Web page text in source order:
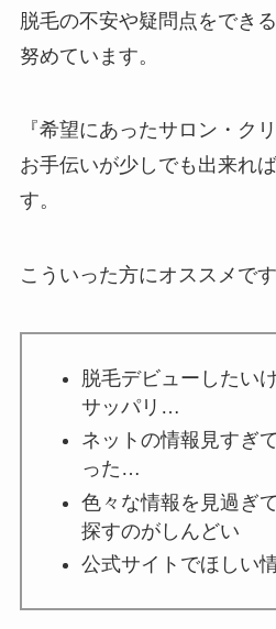
脱毛の不安や疑問点をでき
努めています。
『希望にあったサロン・ク
お手伝いが少しでも出来れ
す。
こういった方にオススメで
脱毛デビューしたい
サッパリ…
ネットの情報見すぎ
った…
色々な情報を見過ぎ
探すのがしんどい
公式サイトでほしい